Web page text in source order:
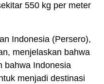
550 kg per meter
Indonesia (Persero),
menjelaskan bahwa
bahwa Indonesia
menjadi destinasi